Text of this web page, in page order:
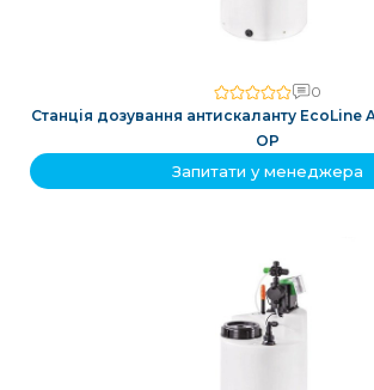
0
Станція дозування антискаланту EcoLine
OP
Запитати у менеджера